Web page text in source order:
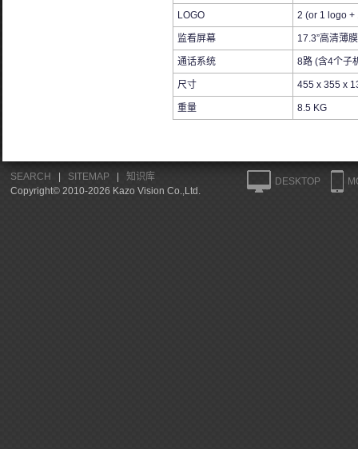
LOGO 2 (or 1 logo +
监看屏幕 17.3”高清薄
通话系统 8路 (含4个子
尺寸 455 x 355 x
重量 8.5 KG
SEARCH SITEMAP| 知识库
Copyright© 2010-2026 Kazo Vision Co.,Ltd.
DESKTOP